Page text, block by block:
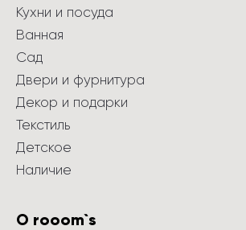
Кухни и посуда
Ванная
Сад
Двери и фурнитура
Декор и подарки
Текстиль
Детское
Наличие
О rooom`s